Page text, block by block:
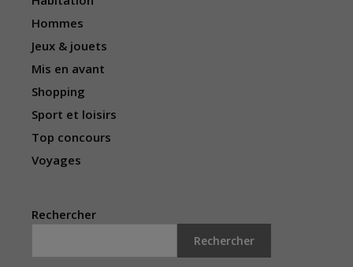
Hommes
Jeux & jouets
Mis en avant
Shopping
Sport et loisirs
Top concours
Voyages
Rechercher
Rechercher